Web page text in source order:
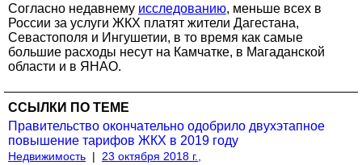
Согласно недавнему исследованию, меньше всех в
России за услуги ЖКХ платят жители Дагестана,
Севастополя и Ингушетии, в то время как самые
большие расходы несут на Камчатке, в Магаданской
области и в ЯНАО.
ССЫЛКИ ПО ТЕМЕ
Правительство окончательно одобрило двухэтапное
повышение тарифов ЖКХ в 2019 году
Недвижимость | 23 октября 2018 г.,